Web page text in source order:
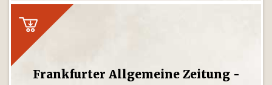
Frankfurter Allgemeine Zeitung -